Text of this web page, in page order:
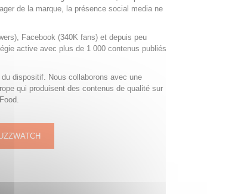
de la marque, la présence social media ne
Facebook (340K fans) et depuis peu
active avec plus de 1 000 contenus publiés
dispositif. Nous collaborons avec une
qui produisent des contenus de qualité sur